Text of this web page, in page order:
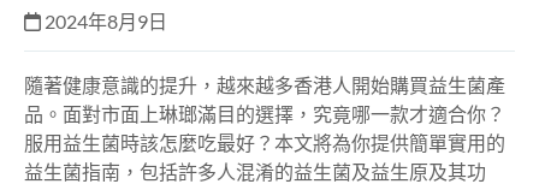
2024年8月9日
隨著健康意識的提升，越來越多香港人開始購買益生菌產
品。面對市面上琳瑯滿目的選擇，究竟哪一款才適合你？
服用益生菌時該怎麼吃最好？本文將為你提供簡單實用的
益生菌指南，包括許多人混淆的益生菌及益生原及其功